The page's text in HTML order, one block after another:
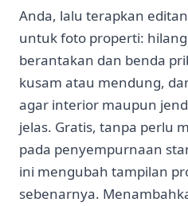
Anda, lalu terapkan
untuk foto properti:
berantakan dan benda
kusam atau mendung,
agar interior maupun
jelas. Gratis, tanpa perlu
pada penyempurnaan
ini mengubah tampilan
sebenarnya.